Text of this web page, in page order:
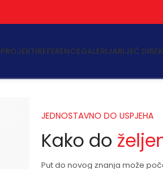
PROJEKTIREFERENCEGALERIJARIJEČ
JEDNOSTAVNO DO USPJEHA
Kako do
Put do novog znanja može